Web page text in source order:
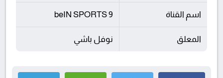
اسم القناة beIN SPORTS 9
المعلق نوفل باشي